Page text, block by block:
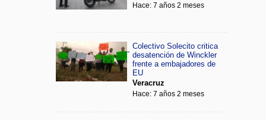
Hace: 7 años 2 meses
Colectivo Solecito critica
desatención de Winckler
frente a embajadores de
EU
Veracruz
Hace: 7 años 2 meses